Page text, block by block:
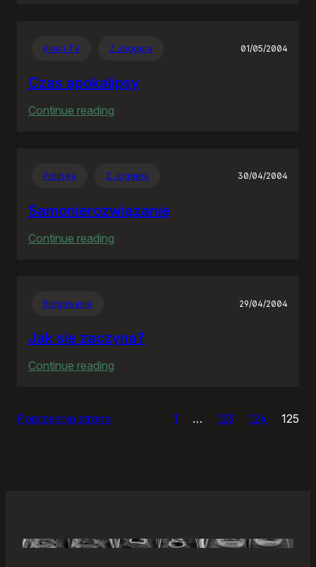
nudzi…
Kino i TV Z Joggera 01/05/2004
Czas apokalipsy
Continue reading
Polityka Z Joggera 30/04/2004
Samonierozwiązanie
Continue reading
Blogowanie 29/04/2004
Jak się zaczyna?
Continue reading
Poprzednia strona 1 … 123 124 125